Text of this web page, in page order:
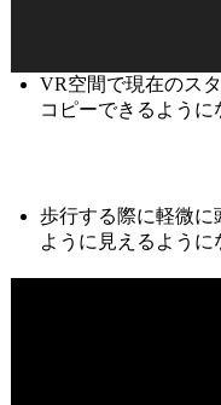
VR空間で現在のス
コピーできるように
歩行する際に軽微に
ように見えるように